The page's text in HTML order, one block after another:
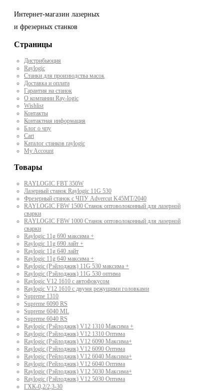
Интернет-магазин лазерных
и фрезерных станков
Страницы
Дистрибьюция
Raylogic
Станки для производства масок
Доставка и оплата
Гарантия на станок
О компании Ray-logic
Wishlist
Контакты
Контактная информация
Блог о чпу
Cart
Каталог станков raylogic
My Account
Товары
RAYLOGIC FBT 350W
Лазерный станок Raylogic 11G 530
Фрезерный станок с ЧПУ Advercut K45MT/2040
RAYLOGIC FBW 1500 Станок оптоволоконный для лазерной
сварки
RAYLOGIC FBW 1000 Станок оптоволоконный для лазерной
сварки
Raylogic 11g 690 максима +
Raylogic 11g 690 лайт +
Raylogic 11g 640 лайт
Raylogic 11g 640 максима +
Raylogic (Рэйлоджик) 11G 530 максима +
Raylogic (Рэйлоджик) 11G 530 оптима
Raylogic V12 1610 с автофокусом
Raylogic V12 1610 с двумя режущими головками
Supreme 1310
Supreme 6090 RS
Supreme 6040 ML
Supreme 6040 RS
Raylogic (Рэйлоджик) V12 1310 Максима +
Raylogic (Рэйлоджик) V12 1310 Оптима
Raylogic (Рэйлоджик) V12 6090 Максима+
Raylogic (Рэйлоджик) V12 6090 Оптима
Raylogic (Рейлоджик) V12 6040 Максима+
Raylogic (Рейлоджик) V12 6040 Оптима
Raylogic (Рэйлоджик) V12 5030 Максима+
Raylogic (Рэйлоджик) V12 5030 Оптима
ГХК-0,2/2,3-30